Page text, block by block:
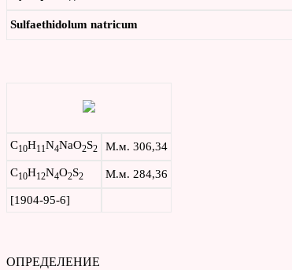
Sulfaethidolum natricum
C10H11N4NaO2S2 М.м. 306,34
C10H12N4O2S2 М.м. 284,36
[1904-95-6]
ОПРЕДЕЛЕНИЕ